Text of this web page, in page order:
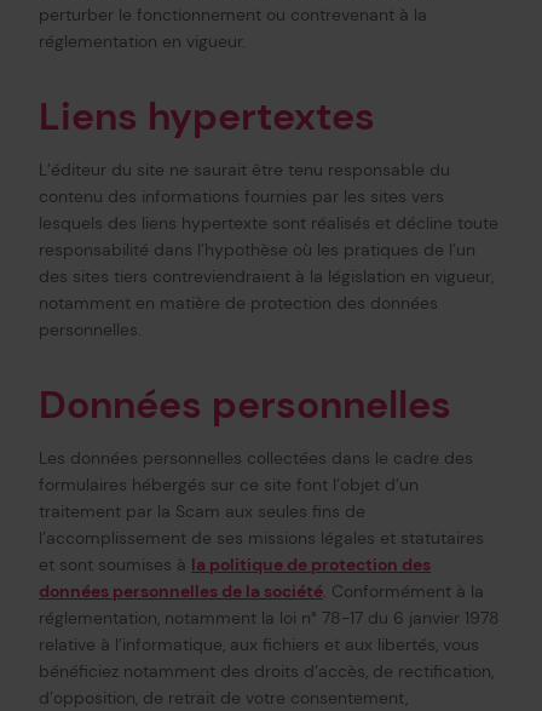
perturber le fonctionnement ou contrevenant à la
réglementation en vigueur.
Liens hypertextes
L’éditeur du site ne saurait être tenu responsable du
contenu des informations fournies par les sites vers
lesquels des liens hypertexte sont réalisés et décline toute
responsabilité dans l’hypothèse où les pratiques de l’un
des sites tiers contreviendraient à la législation en vigueur,
notamment en matière de protection des données
personnelles.
Données personnelles
Les données personnelles collectées dans le cadre des
formulaires hébergés sur ce site font l’objet d’un
traitement par la Scam aux seules fins de
l’accomplissement de ses missions légales et statutaires
et sont soumises à la politique de protection des
données personnelles de la société. Conformément à la
réglementation, notamment la loi n° 78-17 du 6 janvier 1978
relative à l’informatique, aux fichiers et aux libertés, vous
bénéficiez notamment des droits d’accès, de rectification,
d’opposition, de retrait de votre consentement,